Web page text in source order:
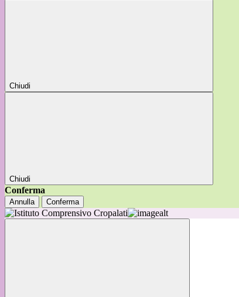
Chiudi
Chiudi
Conferma
Annulla Conferma